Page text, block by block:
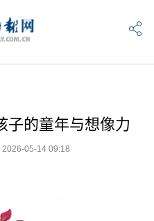
子的童年与想像力
2026-05-14 09:18